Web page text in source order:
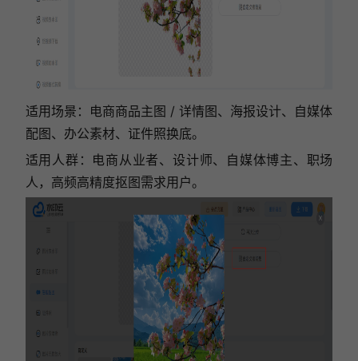
适用场景：电商商品主图 / 详情图、海报设计、自媒体
配图、办公素材、证件照换底。
适用人群：电商从业者、设计师、自媒体博主、职场
人，高频高精度抠图需求用户。